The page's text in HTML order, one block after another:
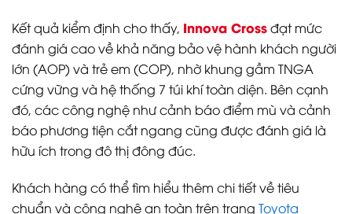
Kết quả kiểm định cho thấy, Innova Crossđạt mức
đánh giá cao về khả năng bảo vệ hành khách người
lớn (AOP) và trẻ em (COP), nhờ khung gầm TNGA
cứng vững và hệ thống 7 túi khí toàn diện. Bên cạnh
đó, các công nghệ như cảnh báo điểm mù và cảnh
báo phương tiện cắt ngang cũng được đánh giá là
hữu ích trong đô thị đông đúc.
Khách hàng có thể tìm hiểu thêm chi tiết về tiêu
chuẩn và công nghệ an toàn trên trang Toyota